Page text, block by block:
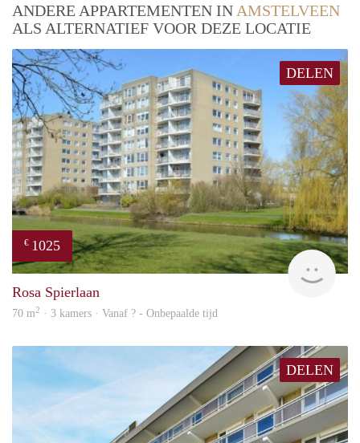
ANDERE APPARTEMENTEN IN AMSTELVEEN
ALS ALTERNATIEF VOOR DEZE LOCATIE
DELEN
€ 1025
Rosa Spierlaan
70 m2 · 3 kamers · Vanaf ? - Onbepaalde tijd
DELEN